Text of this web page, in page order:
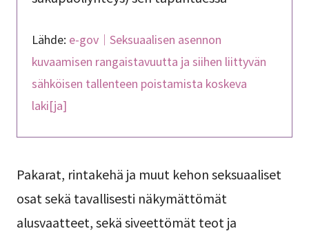
Lähde: e-gov｜Seksuaalisen asennon
kuvaamisen rangaistavuutta ja siihen liittyvän
sähköisen tallenteen poistamista koskeva
laki[ja]
Pakarat, rintakehä ja muut kehon seksuaaliset
osat sekä tavallisesti näkymättömät
alusvaatteet, sekä siveettömät teot ja